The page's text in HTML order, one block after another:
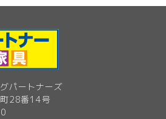
パートナーズ
28番14号